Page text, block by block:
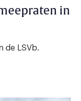
in
de LSVb.